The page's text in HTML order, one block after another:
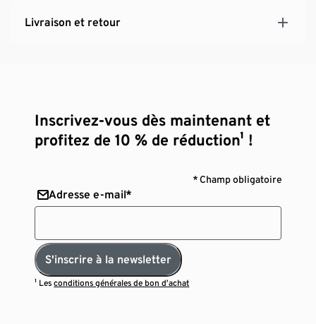
Livraison et retour
Inscrivez-vous dès maintenant et
profitez de 10 % de réduction¹ !
* Champ obligatoire
Adresse e-mail*
S'inscrire à la newsletter
¹ Lesconditions générales de bon d’achat